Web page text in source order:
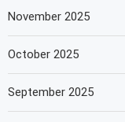
November 2025
October 2025
September 2025